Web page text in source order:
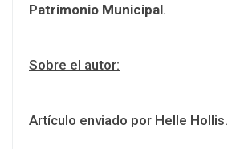
Patrimonio Municipal.
Sobre el autor:
Artículo enviado por Helle Hollis.